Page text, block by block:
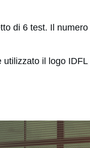
di 6 test. Il
il logo IDFL